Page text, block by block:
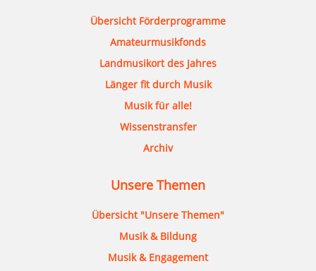
Übersicht Förderprogramme
Amateurmusikfonds
Landmusikort des Jahres
Länger fit durch Musik
Musik für alle!
Wissenstransfer
Archiv
Unsere Themen
Übersicht "Unsere Themen"
Musik & Bildung
Musik & Engagement